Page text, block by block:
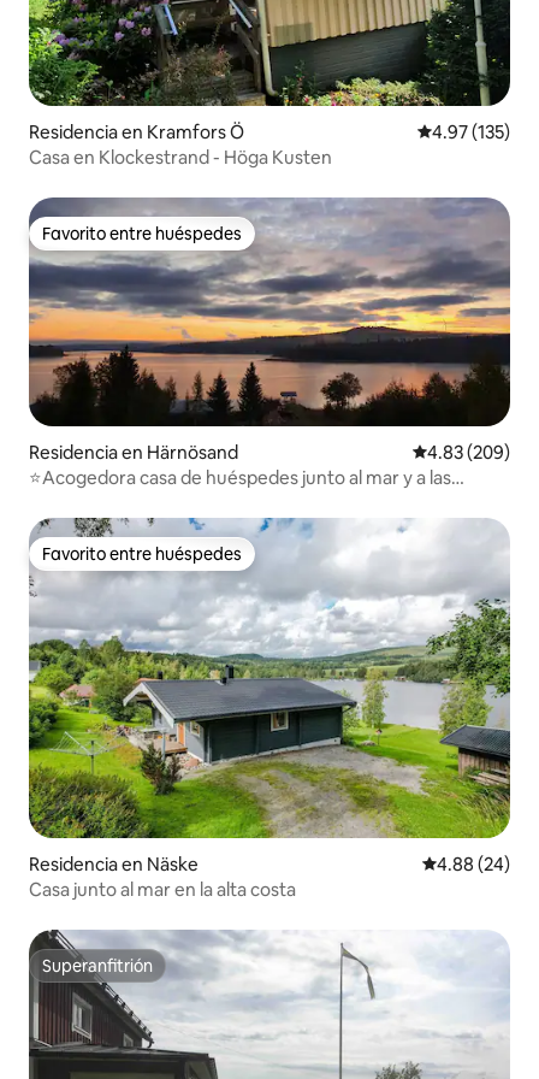
Residencia en Kramfors Ö Calificación
4.97 (135)
Casa en Klockestrand - Höga Kusten
Favorito entre huéspedes
Favorito entre huéspedes
Residencia en Härnösand Calificación
4.83 (209)
⭐️Acogedora casa de huéspedes junto al mar y a las
Favorito entre huéspedes
Favorito entre huéspedes
Residencia en Näske Calificación
4.88 (24)
Casa junto al mar en la alta costa
Superanfitrión
Superanfitrión